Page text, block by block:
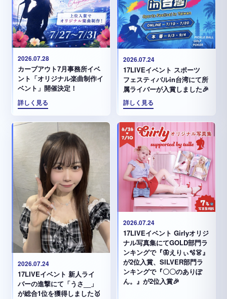
2026.07.28
カーブアウト7月事務所イベ
ント「オリジナル楽曲制作イ
ベント」開催決定！
詳しく見る
2026.07.24
17LIVEイベント スポーツ
フェスティバルin台湾にて所
属ライバーが入賞しました🎉
詳しく見る
2026.07.24
17LIVEイベント 新人ライ
バーの進撃にて「うさ__」
が総合1位を獲得しました🥇
2026.07.24
17LIVEイベント Girlyオリジ
ナル写真集にてGOLD部門ラ
ンキングで『🦋えりぃ🫧👗』
が2位入賞、SILVER部門ラ
ンキングで『〇〇のありぽ
ん。』が2位入賞🎉